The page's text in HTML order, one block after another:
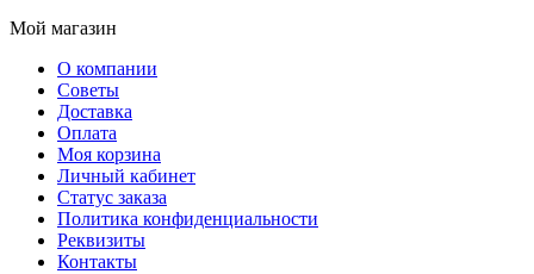
Мой магазин
О компании
Советы
Доставка
Оплата
Моя корзина
Личный кабинет
Статус заказа
Политика конфиденциальности
Реквизиты
Контакты